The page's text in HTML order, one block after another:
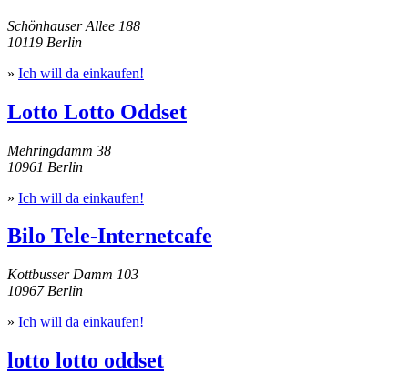
Schönhauser Allee 188
10119 Berlin
» Ich will da einkaufen!
Lotto Lotto Oddset
Mehringdamm 38
10961 Berlin
» Ich will da einkaufen!
Bilo Tele-Internetcafe
Kottbusser Damm 103
10967 Berlin
» Ich will da einkaufen!
lotto lotto oddset